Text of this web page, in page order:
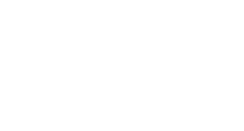
darauffolgende
Schadensfall den
Risikomanagement
solchen Prozess und die